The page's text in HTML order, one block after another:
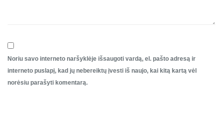
Noriu savo interneto naršyklėje išsaugoti vardą, el. pašto adresą ir
interneto puslapį, kad jų nebereiktų įvesti iš naujo, kai kitą kartą vėl
norėsiu parašyti komentarą.